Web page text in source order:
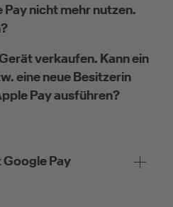
nicht mehr nutzen.
verkaufen. Kann ein
eine neue Besitzerin
Pay ausführen?
Pay